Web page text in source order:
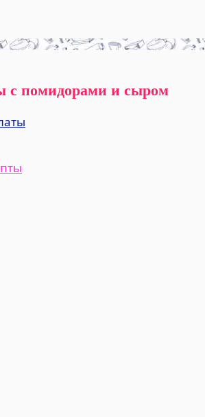
с помидорами и сыром